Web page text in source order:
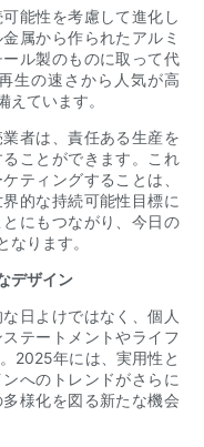
能性を考慮して進化し
属から作られたアルミ
ル製のものに取って代
生の速さから人気が高
えています。
者は、責任ある生産を
ことができます。これ
ティングすることは、
的な持続可能性目標に
にもつながり、今日の
ります。
デザイン
日よけではなく、個人
テートメントやライフ
2025年には、実用性と
へのトレンドがさらに
様化を図る新たな機会